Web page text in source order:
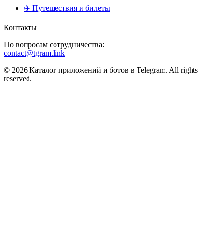
✈️ Путешествия и билеты
Контакты
По вопросам сотрудничества:
contact@tgram.link
© 2026 Каталог приложений и ботов в Telegram. All rights
reserved.